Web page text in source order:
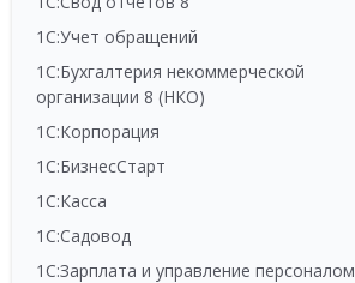
1С:Учет обращений
1С:Бухгалтерия некоммерческой
организации 8 (НКО)
1С:Корпорация
1С:БизнесСтарт
1С:Касса
1С:Садовод
1С:Зарплата и управление персоналом